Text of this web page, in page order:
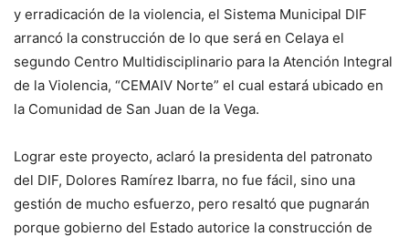
y erradicación de la violencia, el Sistema Municipal DIF
arrancó la construcción de lo que será en Celaya el
segundo Centro Multidisciplinario para la Atención Integral
de la Violencia, “CEMAIV Norte” el cual estará ubicado en
la Comunidad de San Juan de la Vega.
Lograr este proyecto, aclaró la presidenta del patronato
del DIF, Dolores Ramírez Ibarra, no fue fácil, sino una
gestión de mucho esfuerzo, pero resaltó que pugnarán
porque gobierno del Estado autorice la construcción de